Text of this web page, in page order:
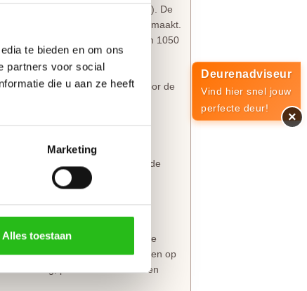
te bieden en om ons
partners voor social
die u aan ze heeft
Marketing
Alles toestaan
mm (exclusief glaslatten 29 mm). De
het design helemaal compleet maakt.
op de standaardhoogte van 1050
altijd voorzien van boringen voor de
van belang dat je de juiste
slot al in de fabriek infreest, kan de
van groot belang.
voor stompe deuren
mee te
in het kozijn, maar worden op
eenvoudig, past in elke situatie en
Deurenadviseur
Vind hier snel jouw
perfecte deur!
×